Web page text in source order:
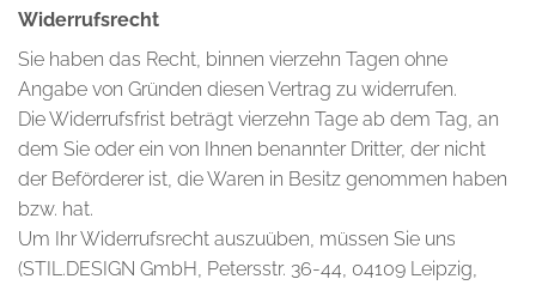
Widerrufsrecht
Sie haben das Recht, binnen vierzehn Tagen ohne
Angabe von Gründen diesen Vertrag zu widerrufen.
Die Widerrufsfrist beträgt vierzehn Tage ab dem Tag, an
dem Sie oder ein von Ihnen benannter Dritter, der nicht
der Beförderer ist, die Waren in Besitz genommen haben
bzw. hat.
Um Ihr Widerrufsrecht auszuüben, müssen Sie uns
(STIL.DESIGN GmbH, Petersstr. 36-44, 04109 Leipzig,